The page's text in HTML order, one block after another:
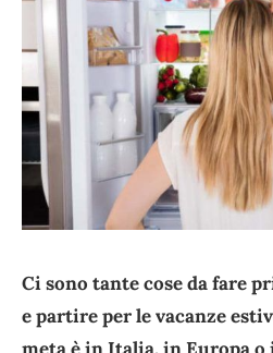
Ci sono tante cose da fare
e partire per le vacanze